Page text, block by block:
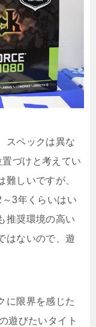
スペックは異な
づけと考えてい
しいですが、
3年くらいはい
推奨環境の高い
はないので、遊
に限界を感じた
遊びたいタイト